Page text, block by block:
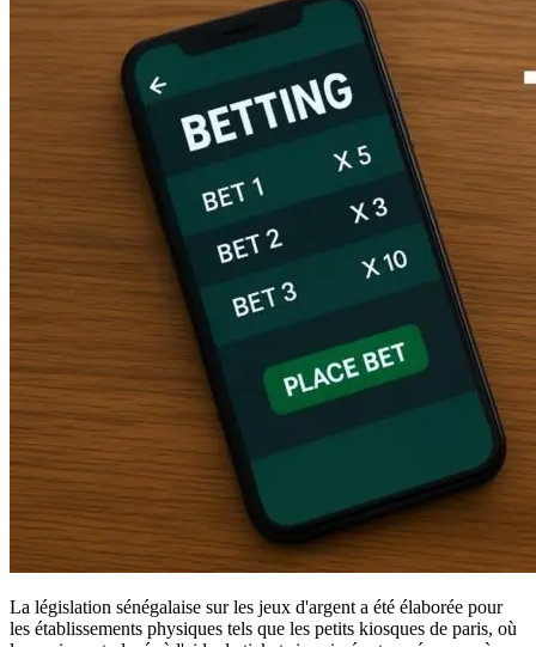
La législation sénégalaise sur les jeux d'argent a été élaborée pour
les établissements physiques tels que les petits kiosques de paris, où